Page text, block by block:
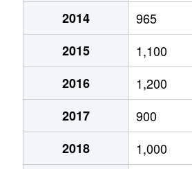
山之口町花木
560万円
山之口町花木
850万円
山之口町花木
1,600万円
横市町
800万円
妻ケ丘町
2,900万円
年見町
370万円
年見町
3,300万円
都北町
2,300万円
都北町
1,300万円
2014
965
2015
1,100
2016
1,200
2017
900
2018
1,000